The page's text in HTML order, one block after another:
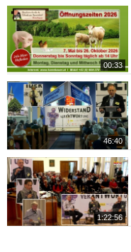
00:33
46:40
1:22:56